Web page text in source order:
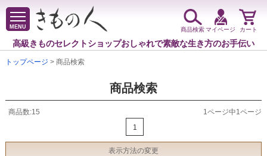
MENU
高級きものセレクトショップおしゃれで素敵な生き方のお手伝い
商品検索マイページ カート
トップページ > 商品検索
商品検索
商品数:15
1ページ中1ページ
1
表示方法の変更